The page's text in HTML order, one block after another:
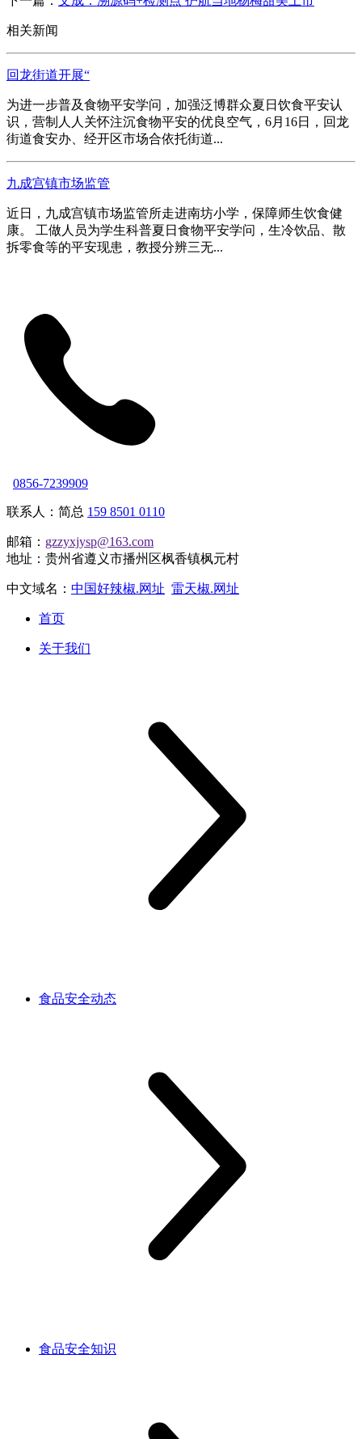
相关新闻
回龙街道开展“
为进一步普及食物平安学问，加强泛博群众夏日饮食平安认
识，营制人人关怀注沉食物平安的优良空气，6月16日，回龙
街道食安办、经开区市场合依托街道...
九成宫镇市场监管
近日，九成宫镇市场监管所走进南坊小学，保障师生饮食健
康。 工做人员为学生科普夏日食物平安学问，生冷饮品、散
拆零食等的平安现患，教授分辨三无...
0856-7239909
联系人：简总 159 8501 0110
邮箱： gzzyxjysp@163.com
地址：贵州省遵义市播州区枫香镇枫元村
中文域名： 中国好辣椒.网址 雷天椒.网址
首页
关于我们
食品安全动态
食品安全知识